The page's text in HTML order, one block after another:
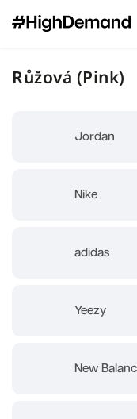
Růžová (Pink)
Jordan
Nike
adidas
Yeezy
New